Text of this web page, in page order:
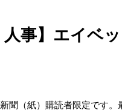
人事】エイベ
聞（紙）購読者限定です